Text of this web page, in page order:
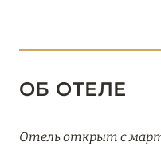
ПРОВАНС
ОБ ОТЕЛЕ
Отель открыт с